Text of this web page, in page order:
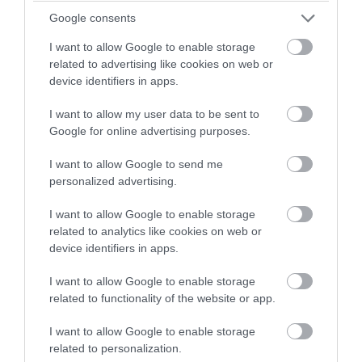
Google consents
I want to allow Google to enable storage
related to advertising like cookies on web or
device identifiers in apps.
I want to allow my user data to be sent to
Google for online advertising purposes.
I want to allow Google to send me
personalized advertising.
I want to allow Google to enable storage
related to analytics like cookies on web or
device identifiers in apps.
I want to allow Google to enable storage
related to functionality of the website or app.
I want to allow Google to enable storage
related to personalization.